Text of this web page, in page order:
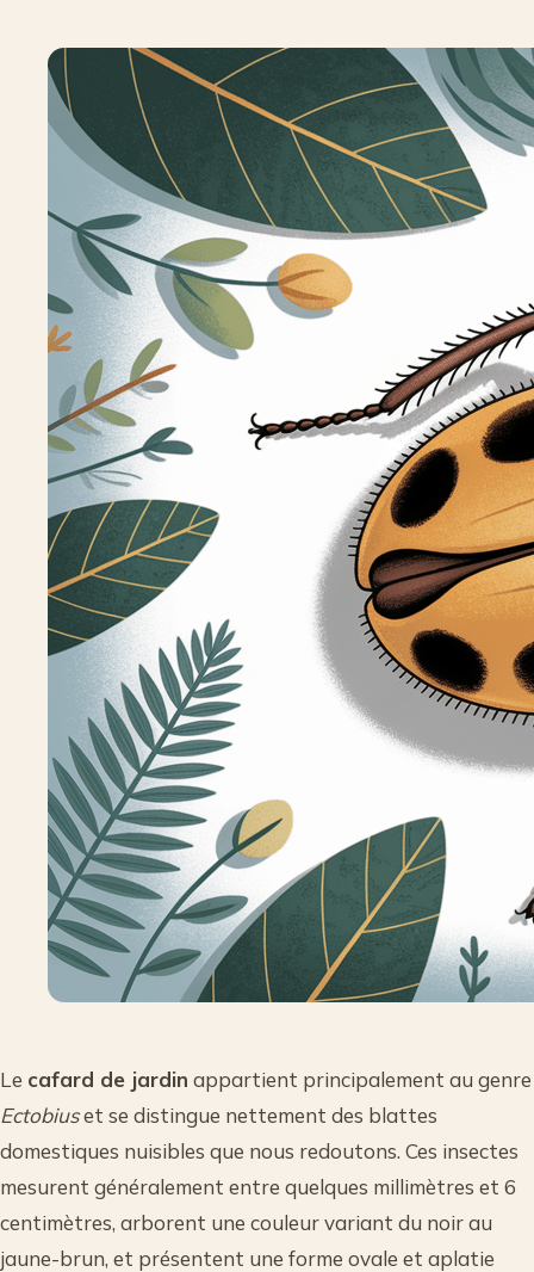
Le cafard de jardin appartient principalement au genre
Ectobiuset se distingue nettement des blattes
domestiques nuisibles que nous redoutons. Ces insectes
mesurent généralement entre quelques millimètres et 6
centimètres, arborent une couleur variant du noir au
jaune-brun, et présentent une forme ovale et aplatie